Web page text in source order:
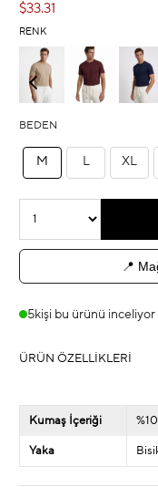
$33.31
RENK
BEDEN
M XL
📍
5kişi bu ürünü inceliyor
ÜRÜN ÖZELLIKLERI
Kumaş İçeriği
Yaka